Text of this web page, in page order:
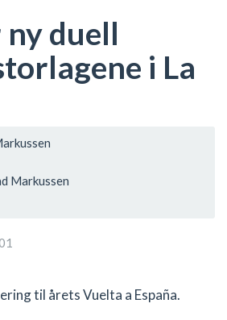
duell
i La
Markussen
til årets Vuelta a España.